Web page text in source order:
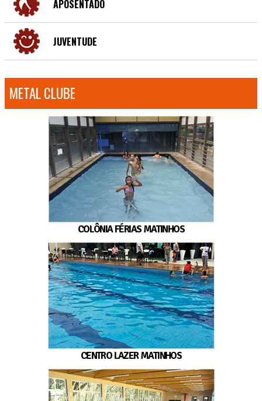
APOSENTADO
JUVENTUDE
METAL CLUBE
COLÔNIA FÉRIAS MATINHOS
CENTRO LAZER MATINHOS